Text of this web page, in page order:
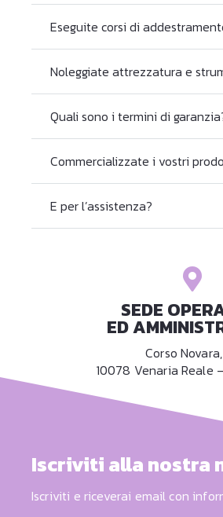
Eseguite corsi di
Noleggiate attrezzatura e
Quali sono i termini di
Commercializzate i vostri
E per l’assistenza?
SEDE
ED
Corso
10078 Venaria Reale
Iscriviti alla nostra
Iscriviti e riceverai email con